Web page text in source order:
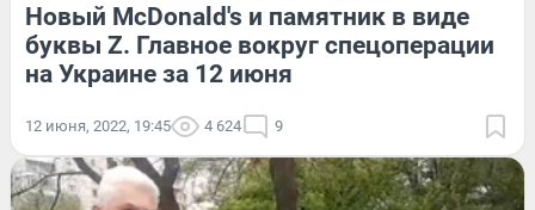
Новый McDonald's и памятник в виде
буквы Z. Главное вокруг спецоперации
на Украине за 12 июня
12 июня, 2022, 19:45 4 624 9